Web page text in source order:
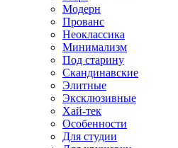
Модерн
Прованс
Неоклассика
Минимализм
Под старину
Скандинавские
Элитные
Эксклюзивные
Хай-тек
Особенности
Для студии